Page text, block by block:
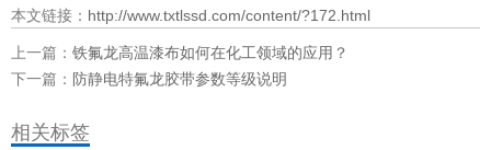
本文链接： http://www.txtlssd.com/content/?172.html
上一篇： 铁氟龙高温漆布如何在化工领域的应用？
下一篇： 防静电特氟龙胶带参数等级说明
相关标签